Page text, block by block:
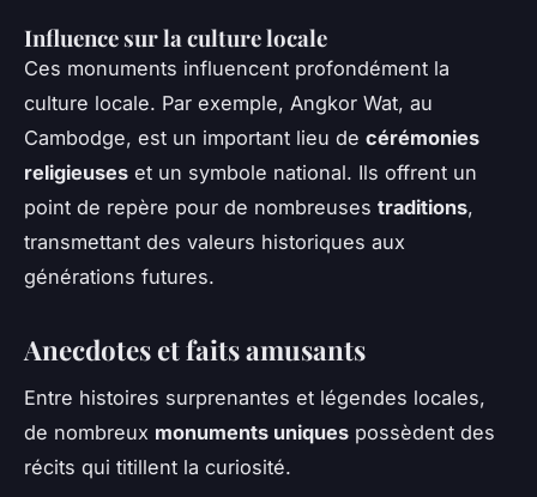
Influence sur la culture locale
Ces monuments influencent profondément la
culture locale. Par exemple, Angkor Wat, au
Cambodge, est un important lieu de cérémonies
religieuses et un symbole national. Ils offrent un
point de repère pour de nombreuses traditions,
transmettant des valeurs historiques aux
générations futures.
Anecdotes et faits amusants
Entre histoires surprenantes et légendes locales,
de nombreux monuments uniques possèdent des
récits qui titillent la curiosité.